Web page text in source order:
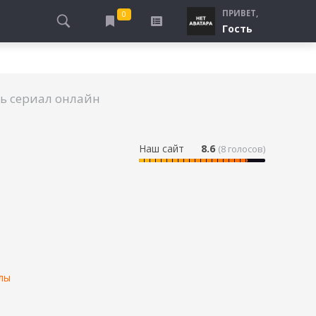
СПЕЦСЛУЖБЫ
ПРО ШКОЛУ, ПОДРОСТКОВ
0
БУДУ СМОТРЕТЬ
ПРИВЕТ,
Гость
сериал онлайн
Наш сайт 8.6 (8 голосов)